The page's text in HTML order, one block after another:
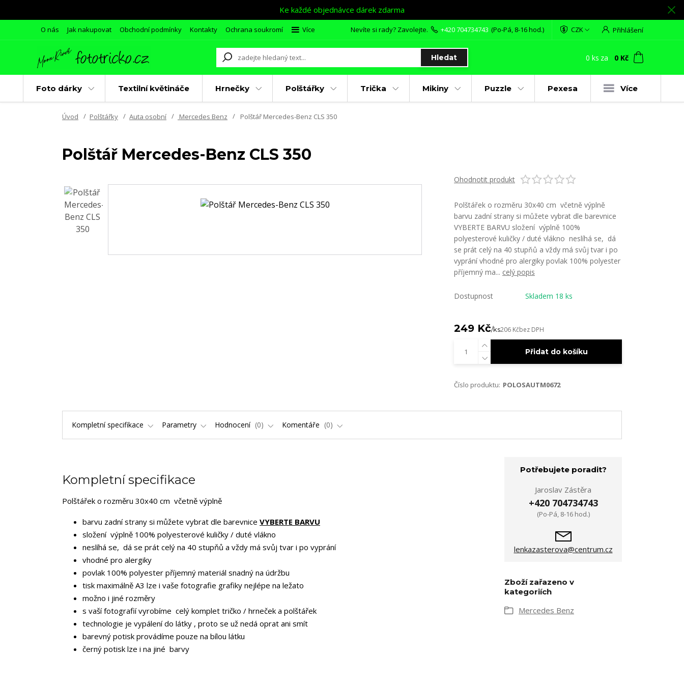
Ke každé objednávce dárek zdarma
O nás Jak nakupovat Obchodní podmínky Kontakty Ochrana soukromí Více CZK Přihlášení
Hledat
Nevíte si rady? Zavolejte. +420 704734743 (Po-Pá, 8-16 hod.)
0 ks za 0 Kč
Foto dárky Textilní květináče Hrnečky Polštářky Trička Mikiny Puzzle Pexesa Více
Úvod Polštářky Auta osobní Mercedes Benz Polštář Mercedes-Benz CLS 350
Polštář Mercedes-Benz CLS 350
Ohodnotit produkt
Polštářek o rozměru 30x40 cm včetně výplně
barvu zadní strany si můžete vybrat dle barevnice
VYBERTE BARVU složení výplně 100%
polyesterové kuličky / duté vlákno neslíhá se, dá
se prát celý na 40 stupňů a vždy má svůj tvar i po
vyprání vhodné pro alergiky povlak 100% polyester
příjemný ma... celý popis
Dostupnost Skladem 18 ks
249 Kč/ks206 Kčbez DPH
Přidat do košíku
Číslo produktu: POLOSAUTM0672
Kompletní specifikace Parametry Hodnocení 0 Komentáře 0
Kompletní specifikace
Polštářek o rozměru 30x40 cm včetně výplně
barvu zadní strany si můžete vybrat dle barevnice VYBERTE BARVU
složení výplně 100% polyesterové kuličky / duté vlákno
neslíhá se, dá se prát celý na 40 stupňů a vždy má svůj tvar i po vyprání
vhodné pro alergiky
povlak 100% polyester příjemný materiál snadný na údržbu
tisk maximálně A3 lze i vaše fotografie grafiky nejlépe na ležato
možno i jiné rozměry
s vaší fotografií vyrobíme celý komplet tričko / hrneček a polštářek
technologie je vypálení do látky , proto se už nedá oprat ani smít
barevný potisk provádíme pouze na bílou látku
černý potisk lze i na jiné barvy
Potřebujete poradit?
Jaroslav Zástěra
+420 704734743
(Po-Pá, 8-16 hod.)
lenkazasterova@centrum.cz
Zboží zařazeno v
kategoriích
Mercedes Benz